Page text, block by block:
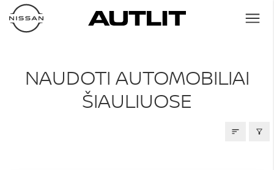
NAUDOTI AUTOMOBILIAI
NAUDOTI AUTOMOBILIAI
ŠIAULIUOSE